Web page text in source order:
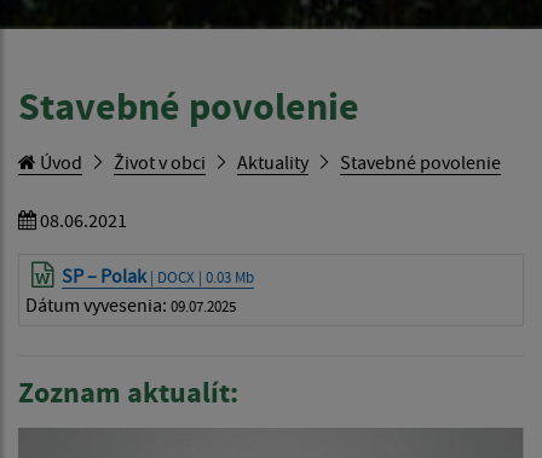
Stavebné povolenie
Úvod Život v obci Aktuality Stavebné povolenie
08.06.2021
SP – Polak | DOCX | 0.03 Mb
Dátum vyvesenia: 09.07.2025
Zoznam aktualít: